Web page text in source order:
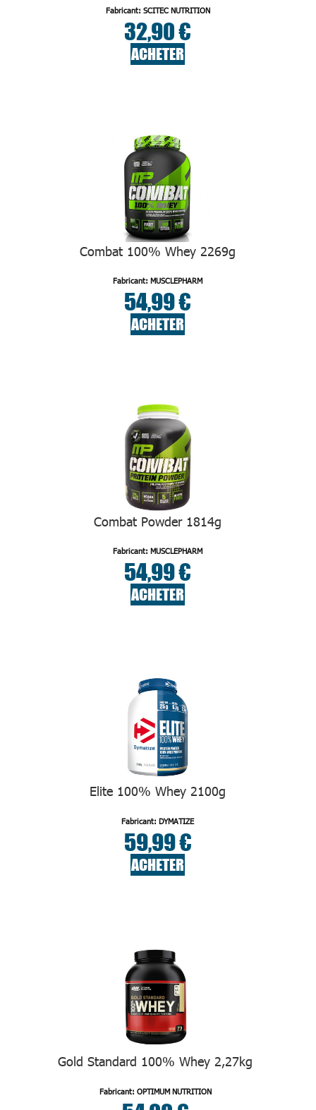
Fabricant: SCITEC NUTRITION
32,90 €
ACHETER
Combat 100% Whey 2269g
Fabricant: MUSCLEPHARM
54,99 €
ACHETER
Combat Powder 1814g
Fabricant: MUSCLEPHARM
54,99 €
ACHETER
Elite 100% Whey 2100g
Fabricant: DYMATIZE
59,99 €
ACHETER
Gold Standard 100% Whey 2,27kg
Fabricant: OPTIMUM NUTRITION